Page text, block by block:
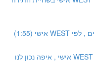
5.33 סיום גריפה בחתירה לפי WEST אישי , איפה נכון לנו